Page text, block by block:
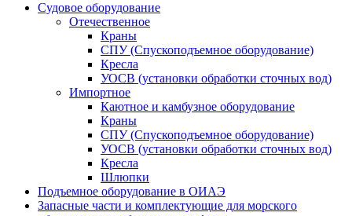
Судовое оборудование
Отечественное
Краны
СПУ (Спускоподъемное оборудование)
Кресла
УОСВ (установки обработки сточных вод)
Импортное
Каютное и камбузное оборудование
Краны
СПУ (Спускоподъемное оборудование)
УОСВ (установки обработки сточных вод)
Кресла
Шлюпки
Подъемное оборудование в ОИАЭ
Запасные части и комплектующие для морского